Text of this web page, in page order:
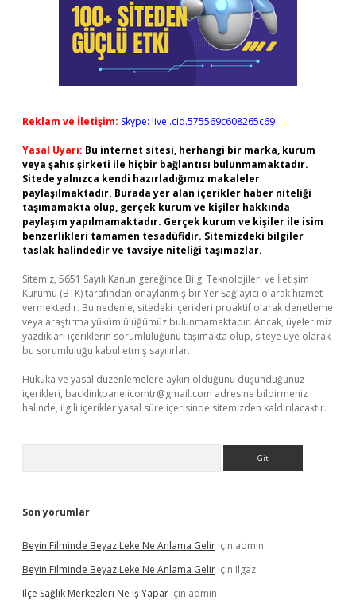
Reklam ve İletişim: Skype: live:.cid.575569c608265c69
Yasal Uyarı: Bu internet sitesi, herhangi bir marka, kurum
veya şahıs şirketi ile hiçbir bağlantısı bulunmamaktadır.
Sitede yalnızca kendi hazırladığımız makaleler
paylaşılmaktadır. Burada yer alan içerikler haber niteliği
taşımamakta olup, gerçek kurum ve kişiler hakkında
paylaşım yapılmamaktadır. Gerçek kurum ve kişiler ile isim
benzerlikleri tamamen tesadüfidir. Sitemizdeki bilgiler
taslak halindedir ve tavsiye niteliği taşımazlar.
Sitemiz, 5651 Sayılı Kanun gereğince Bilgi Teknolojileri ve İletişim
Kurumu (BTK) tarafından onaylanmış bir Yer Sağlayıcı olarak hizmet
vermektedir. Bu nedenle, sitedeki içerikleri proaktif olarak denetleme
veya araştırma yükümlülüğümüz bulunmamaktadır. Ancak, üyelerimiz
yazdıkları içeriklerin sorumluluğunu taşımakta olup, siteye üye olarak
bu sorumluluğu kabul etmiş sayılırlar.
Hukuka ve yasal düzenlemelere aykırı olduğunu düşündüğünüz
içerikleri, backlinkpanelicomtr@gmail.com adresine bildirmeniz
halinde, ilgili içerikler yasal süre içerisinde sitemizden kaldırılacaktır.
Son yorumlar
Beyin Filminde Beyaz Leke Ne Anlama Gelir için admin
Beyin Filminde Beyaz Leke Ne Anlama Gelir için Ilgaz
Ilçe Sağlık Merkezleri Ne Iş Yapar için admin